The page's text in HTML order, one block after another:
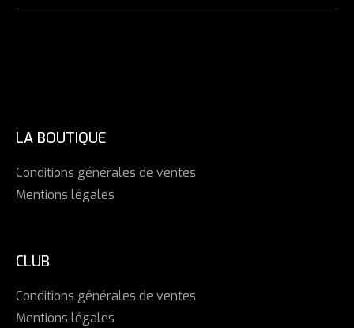
LA BOUTIQUE
Conditions générales de ventes
Mentions légales
CLUB
Conditions générales de ventes
Mentions légales